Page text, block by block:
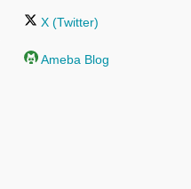
X (Twitter)
Ameba Blog